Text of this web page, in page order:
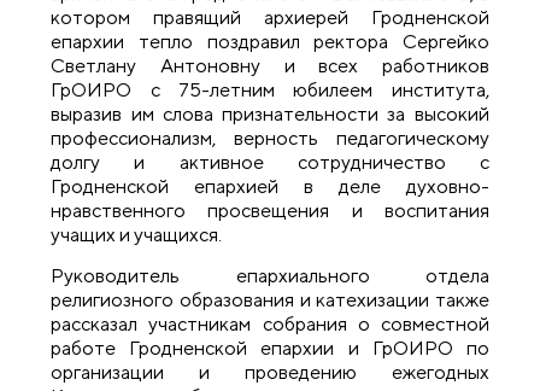
котором правящий архиерей Гродненской
епархии тепло поздравил ректора Сергейко
Светлану Антоновну и всех работников
ГрОИРО с 75-летним юбилеем института,
выразив им слова признательности за высокий
профессионализм, верность педагогическому
долгу и активное сотрудничество с
Гродненской епархией в деле духовно-
нравственного просвещения и воспитания
учащих и учащихся.
Руководитель епархиального отдела
религиозного образования и катехизации также
рассказал участникам собрания о совместной
работе Гродненской епархии и ГрОИРО по
организации и проведению ежегодных